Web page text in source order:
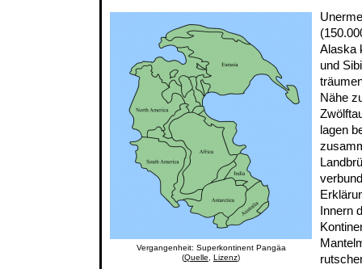
Vergangenheit: Superkontinent Pangäa
(Quelle Lizenz)
Alaska
und
Nähe
lagen
Innern